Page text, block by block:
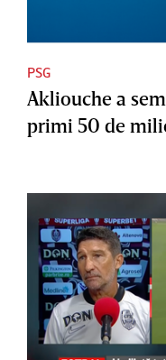
PSG
Akliouche a
primi 50 de